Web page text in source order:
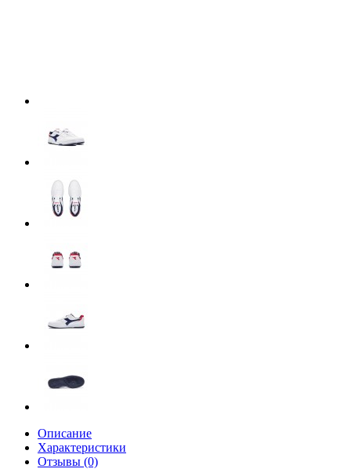
Описание
Характеристики
Отзывы (0)